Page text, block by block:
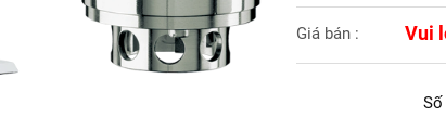
Giá bán : Vui